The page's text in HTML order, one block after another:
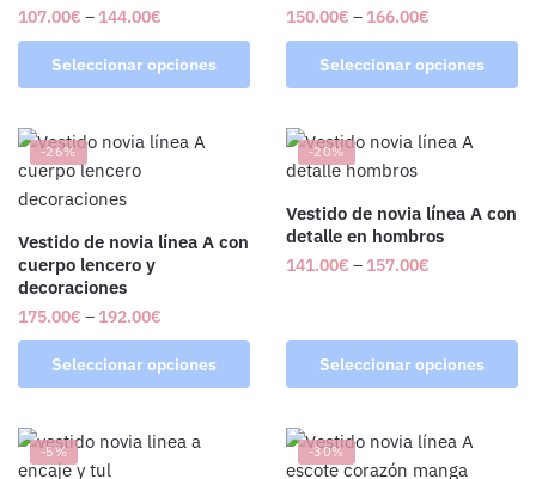
107.00€ – 144.00€
Seleccionar opciones
150.00€ – 166.00€
Seleccionar opciones
-26%
Vestido de novia línea A con
cuerpo lencero y
decoraciones
175.00€ – 192.00€
Seleccionar opciones
-20%
Vestido de novia línea A con
detalle en hombros
141.00€ – 157.00€
Seleccionar opciones
-5% -30%